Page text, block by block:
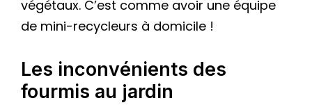
végétaux. C’est comme avoir une équipe
de mini-recycleurs à domicile !
Les inconvénients des
fourmis au jardin